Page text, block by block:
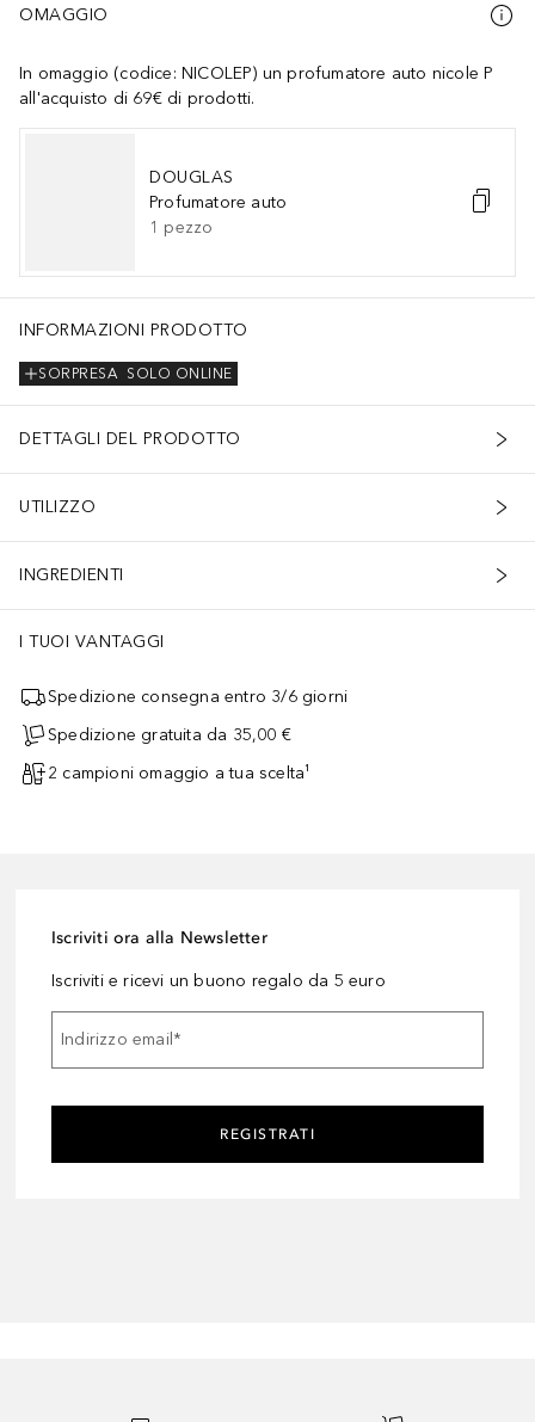
OMAGGIO
In omaggio (codice: NICOLEP) un profumatore auto nicole P
all'acquisto di 69€ di prodotti.
DOUGLAS
Profumatore auto
1 pezzo
INFORMAZIONI PRODOTTO
SOLO ONLINE
SORPRESA
DETTAGLI DEL PRODOTTO
UTILIZZO
INGREDIENTI
I TUOI VANTAGGI
Spedizione consegna entro 3/6 giorni
Spedizione gratuita da 35,00 €
2 campioni omaggio a tua scelta¹
Iscriviti ora alla Newsletter
Iscriviti e ricevi un buono regalo da 5 euro
Indirizzo email*
REGISTRATI